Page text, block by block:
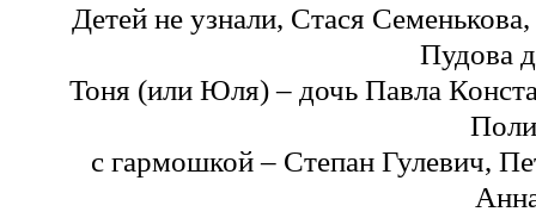
Детей не узнали, Стася Семенькова
Пудова
Тоня (или Юля) – дочь Павла
с гармошкой – Степан Гулевич,